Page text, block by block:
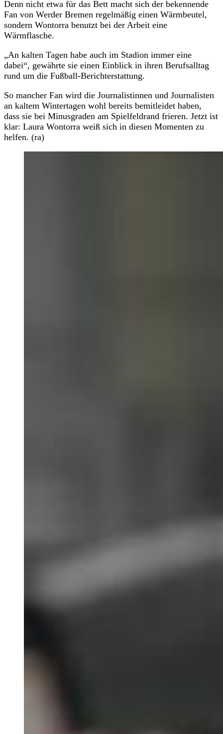
Denn nicht etwa für das Bett macht sich der bekennende
Fan von Werder Bremen regelmäßig einen Wärmbeutel,
sondern Wontorra benutzt bei der Arbeit eine
Wärmflasche.
„An kalten Tagen habe auch im Stadion immer eine
dabei“, gewährte sie einen Einblick in ihren Berufsalltag
rund um die Fußball-Berichterstattung.
So mancher Fan wird die Journalistinnen und Journalisten
an kaltem Wintertagen wohl bereits bemitleidet haben,
dass sie bei Minusgraden am Spielfeldrand frieren. Jetzt ist
klar: Laura Wontorra weiß sich in diesen Momenten zu
helfen. (ra)